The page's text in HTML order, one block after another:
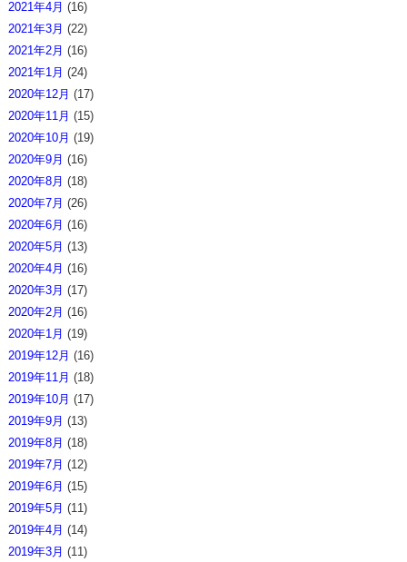
2021年4月 (16)
2021年3月 (22)
2021年2月 (16)
2021年1月 (24)
2020年12月 (17)
2020年11月 (15)
2020年10月 (19)
2020年9月 (16)
2020年8月 (18)
2020年7月 (26)
2020年6月 (16)
2020年5月 (13)
2020年4月 (16)
2020年3月 (17)
2020年2月 (16)
2020年1月 (19)
2019年12月 (16)
2019年11月 (18)
2019年10月 (17)
2019年9月 (13)
2019年8月 (18)
2019年7月 (12)
2019年6月 (15)
2019年5月 (11)
2019年4月 (14)
2019年3月 (11)